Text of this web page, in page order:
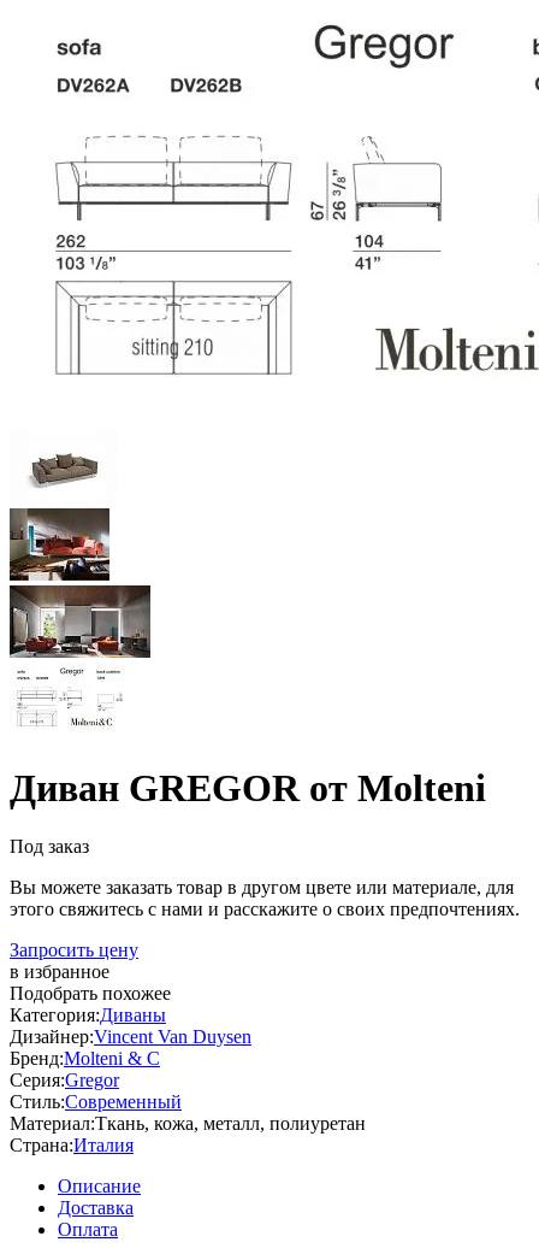
Диван GREGOR от Molteni
Под заказ
Вы можете заказать товар в другом цвете или материале, для
этого свяжитесь с нами и расскажите о своих предпочтениях.
Запросить цену
в избранное
Подобрать похожее
Категория:Диваны
Дизайнер:Vincent Van Duysen
Бренд:Molteni & C
Серия:Gregor
Стиль:Современный
Материал:Ткань, кожа, металл, полиуретан
Страна:Италия
Описание
Доставка
Оплата